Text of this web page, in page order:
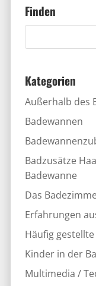
Finden
Kategorien
Außerhalb des
Badewannen
Badzusätze
Badewanne
Das
Erfahrungen
Häufig gestellte
Kinder in der
Multimedia /